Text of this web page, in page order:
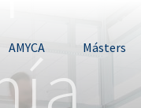
AMYCA Másters